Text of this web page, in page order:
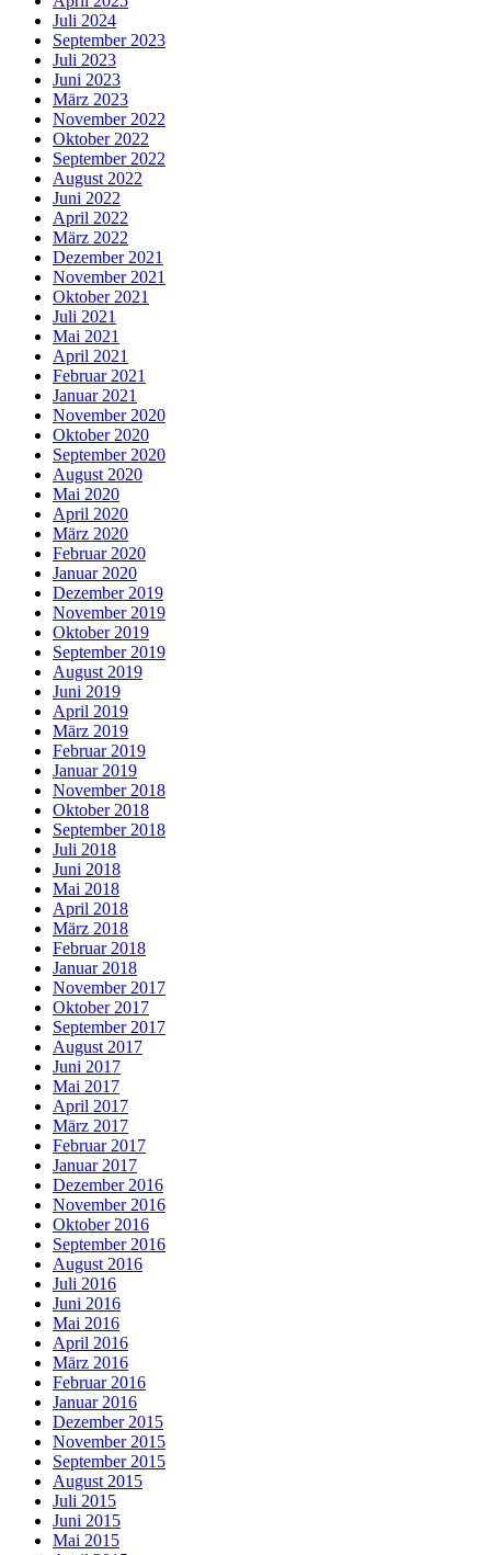
Juli 2024
September 2023
Juli 2023
Juni 2023
März 2023
November 2022
Oktober 2022
September 2022
August 2022
Juni 2022
April 2022
März 2022
Dezember 2021
November 2021
Oktober 2021
Juli 2021
Mai 2021
April 2021
Februar 2021
Januar 2021
November 2020
Oktober 2020
September 2020
August 2020
Mai 2020
April 2020
März 2020
Februar 2020
Januar 2020
Dezember 2019
November 2019
Oktober 2019
September 2019
August 2019
Juni 2019
April 2019
März 2019
Februar 2019
Januar 2019
November 2018
Oktober 2018
September 2018
Juli 2018
Juni 2018
Mai 2018
April 2018
März 2018
Februar 2018
Januar 2018
November 2017
Oktober 2017
September 2017
August 2017
Juni 2017
Mai 2017
April 2017
März 2017
Februar 2017
Januar 2017
Dezember 2016
November 2016
Oktober 2016
September 2016
August 2016
Juli 2016
Juni 2016
Mai 2016
April 2016
März 2016
Februar 2016
Januar 2016
Dezember 2015
November 2015
September 2015
August 2015
Juli 2015
Juni 2015
Mai 2015